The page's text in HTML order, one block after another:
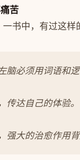
苦
书中，有过这样
脑必须用词语和
传达自己的体验。
大的治愈作用背